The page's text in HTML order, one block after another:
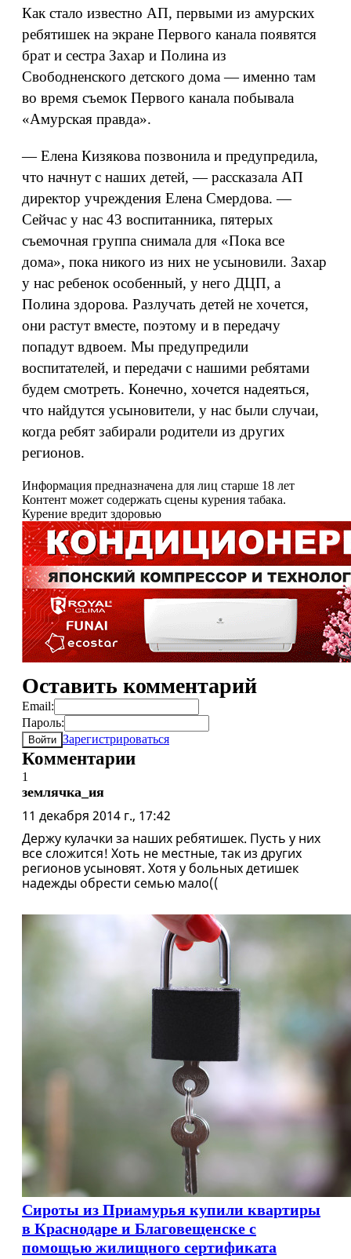
Как стало известно АП, первыми из амурских
ребятишек на экране Первого канала появятся
брат и сестра Захар и Полина из
Свободненского детского дома — именно там
во время съемок Первого канала побывала
«Амурская правда».
— Елена Кизякова позвонила и предупредила,
что начнут с наших детей, — рассказала АП
директор учреждения Елена Смердова. —
Сейчас у нас 43 воспитанника, пятерых
съемочная группа снимала для «Пока все
дома», пока никого из них не усыновили. Захар
у нас ребенок особенный, у него ДЦП, а
Полина здорова. Разлучать детей не хочется,
они растут вместе, поэтому и в передачу
попадут вдвоем. Мы предупредили
воспитателей, и передачи с нашими ребятами
будем смотреть. Конечно, хочется надеяться,
что найдутся усыновители, у нас были случаи,
когда ребят забирали родители из других
регионов.
Информация предназначена для лиц старше 18 лет
Контент может содержать сцены курения табака.
Курение вредит здоровью
Оставить комментарий
Email:
Пароль:
Войти Зарегистрироваться
Комментарии
1
землячка_ия
11 декабря 2014 г., 17:42
Держу кулачки за наших ребятишек. Пусть у них
все сложится! Хоть не местные, так из других
регионов усыновят. Хотя у больных детишек
надежды обрести семью мало((
Сироты из Приамурья купили квартиры
в Краснодаре и Благовещенске с
помощью жилищного сертификата